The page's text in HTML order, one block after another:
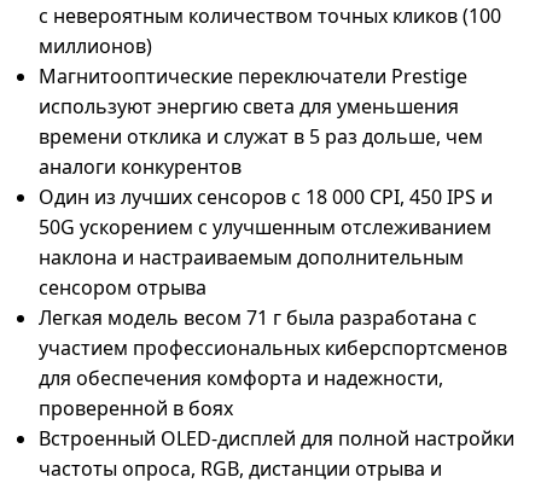
с невероятным количеством точных кликов (100
миллионов)
Магнитооптические переключатели Prestige
используют энергию света для уменьшения
времени отклика и служат в 5 раз дольше, чем
аналоги конкурентов
Один из лучших сенсоров с 18 000 CPI, 450 IPS и
50G ускорением с улучшенным отслеживанием
наклона и настраиваемым дополнительным
сенсором отрыва
Легкая модель весом 71 г была разработана с
участием профессиональных киберспортсменов
для обеспечения комфорта и надежности,
проверенной в боях
Встроенный OLED-дисплей для полной настройки
частоты опроса, RGB, дистанции отрыва и